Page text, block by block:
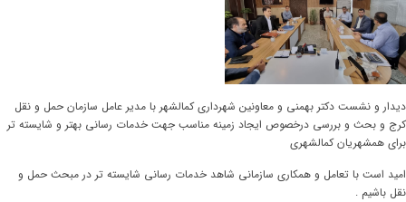
دیدار و نشست دکتر بهمنی و معاونین شهرداری کمالشهر با مدیر عامل سازمان حمل و نقل
کرج و بحث و بررسی درخصوص ایجاد زمینه مناسب جهت خدمات رسانی بهتر و شایسته تر
برای همشهریان کمالشهری
امید است با تعامل و همکاری سازمانی شاهد خدمات رسانی شایسته تر در مبحث حمل و
نقل باشیم .